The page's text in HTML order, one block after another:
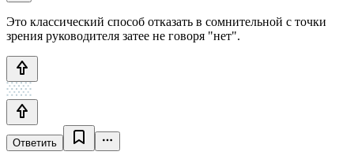
Это классический способ отказать в сомнительной с точки
зрения руководителя затее не говоря "нет".
Ответить